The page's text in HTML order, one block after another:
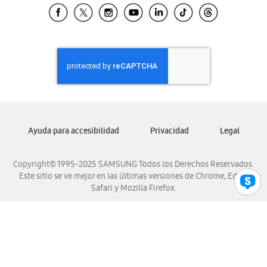
Samsung El Salvador
Samsung Honduras
Samsung Nicaragua
Samsung Panamá
Samsung Venezuela
Copyright© 1995-2025 SAMSUNG Todos los Derechos Reservados.
Este sitio se ve mejor en las últimas versiones de Chrome, Edge,
Safari y Mozilla Firefox.
Ayuda para accesibilidad Privacidad Legal